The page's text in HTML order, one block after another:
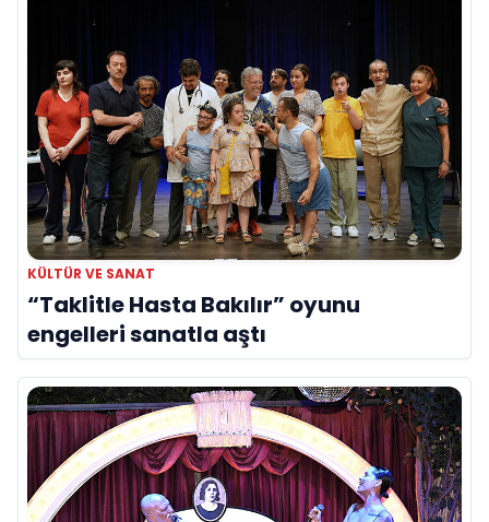
KÜLTÜR VE SANAT
“Taklitle Hasta Bakılır” oyunu
engelleri sanatla aştı